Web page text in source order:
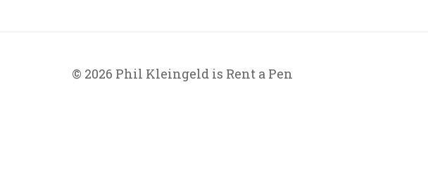
© 2026 Phil Kleingeld is Rent a Pen